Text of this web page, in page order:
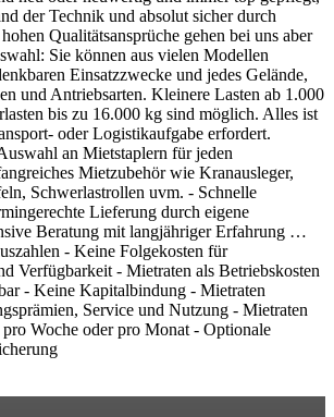
der Technik und absolut sicher durch
Qualitätsansprüche gehen bei uns aber
Sie können aus vielen Modellen
Einsatzzwecke und jedes Gelände,
und Antriebsarten. Kleinere Lasten ab 1.000
bis zu 16.000 kg sind möglich. Alles ist
oder Logistikaufgabe erfordert.
an Mietstaplern für jeden
Mietzubehör wie Kranausleger,
Schwerlastrollen uvm. - Schnelle
Lieferung durch eigene
Beratung mit langjähriger Erfahrung …
- Keine Folgekosten für
Verfügbarkeit - Mietraten als Betriebskosten
- Keine Kapitalbindung - Mietraten
Service und Nutzung - Mietraten
Woche oder pro Monat - Optionale